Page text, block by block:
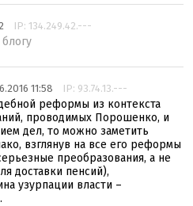
IP: 134.249.42.---
11:58 IP: 93.74.13.---
реформы из контекста
проводимых Порошенко, и
дел, то можно заметить
взглянув на все его реформы
преобразования, а не
доставки пенсий),
узурпации власти –